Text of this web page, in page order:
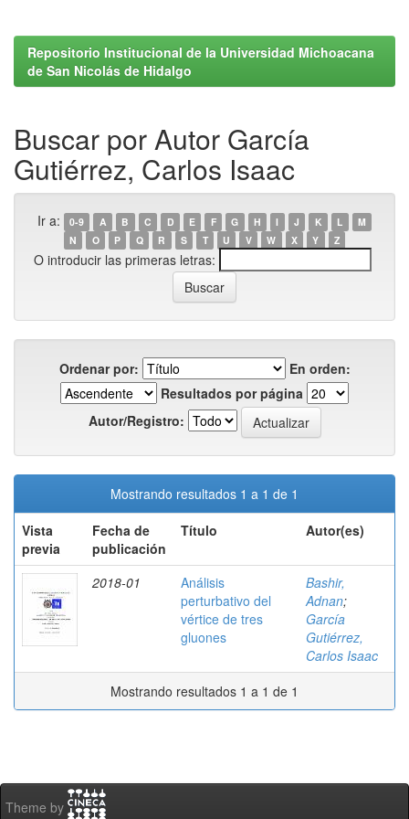
Repositorio Institucional de la Universidad Michoacana
de San Nicolás de Hidalgo
Buscar por Autor García
Gutiérrez, Carlos Isaac
Ir a: 0-9 A B C D E F G H I J K L
M
N
O P Q R S T U V W X Y Z
O introducir las primeras letras:
Ordenar por:
En orden:
Resultados por página
Autor/Registro:
Mostrando resultados 1 a 1 de 1
Vista
previa
Fecha de
publicación
Título Autor(es)
2018-01
Análisis
perturbativo del
vértice de tres
gluones
Bashir,
Adnan;
García
Gutiérrez,
Carlos Isaac
Mostrando resultados 1 a 1 de 1
Theme by